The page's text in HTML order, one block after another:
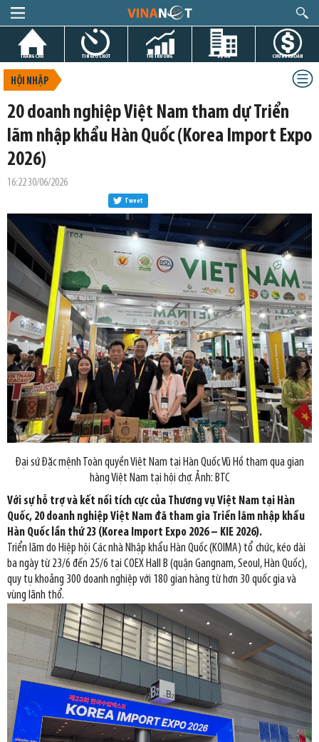
TRANG CHỦ TIN GIỜ CHÓT THỊ TRƯỜNG DỰ ÁN CHỨNG KHOÁN
HỘI NHẬP
20 doanh nghiệp Việt Nam tham dự Triển
lãm nhập khẩu Hàn Quốc (Korea Import Expo
2026)
16:22 30/06/2026
Tweet
Đại sứ Đặc mệnh Toàn quyền Việt Nam tại Hàn Quốc Vũ Hồ tham qua gian
hàng Việt Nam tại hội chợ. Ảnh: BTC
Với sự hỗ trợ và kết nối tích cực của Thương vụ Việt Nam tại Hàn
Quốc, 20 doanh nghiệp Việt Nam đã tham gia Triển lãm nhập khẩu
Hàn Quốc lần thứ 23 (Korea Import Expo 2026 – KIE 2026).
Triển lãm do Hiệp hội Các nhà Nhập khẩu Hàn Quốc (KOIMA) tổ chức, kéo dài
ba ngày từ 23/6 đến 25/6 tại COEX Hall B (quận Gangnam, Seoul, Hàn Quốc),
quy tụ khoảng 300 doanh nghiệp với 180 gian hàng từ hơn 30 quốc gia và
vùng lãnh thổ.